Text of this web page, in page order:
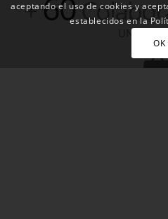
+
UN GRAN
aceptando el uso de cookies y
establecidos en la
OK